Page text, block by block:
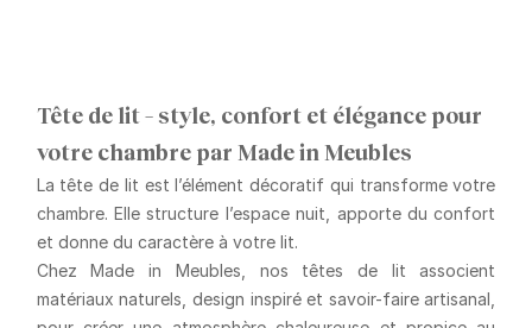
Tête de lit – style, confort et élégance pour
votre chambre par Made in Meubles
La tête de lit est l’élément décoratif qui transforme votre
chambre. Elle structure l’espace nuit, apporte du confort
et donne du caractère à votre lit.
Chez Made in Meubles, nos têtes de lit associent
matériaux naturels design inspiréet savoir-faire artisanal